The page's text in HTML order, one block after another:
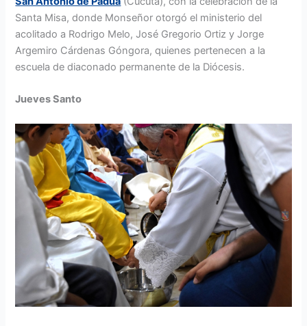
Santa Misa, donde Monseñor otorgó el ministerio del
acolitado a Rodrigo Melo, José Gregorio Ortiz y Jorge
Argemiro Cárdenas Góngora, quienes pertenecen a la
escuela de diaconado permanente de la Diócesis.
Jueves Santo